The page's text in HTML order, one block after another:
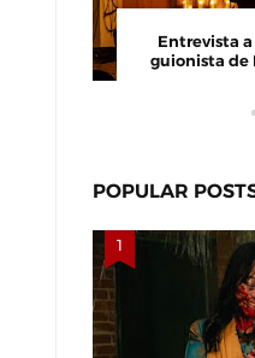
Entrevista a
guionista de
POPULAR